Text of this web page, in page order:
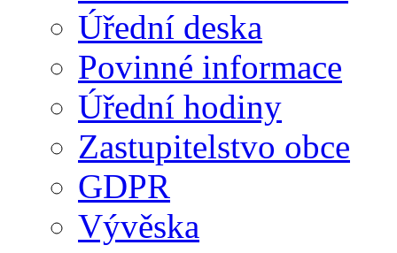
Úřední deska
Povinné informace
Úřední hodiny
Zastupitelstvo obce
GDPR
Vývěska